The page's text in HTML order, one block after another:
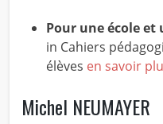
Pour une école et
in Cahiers
élèves en savoir
Michel NEUMAYER